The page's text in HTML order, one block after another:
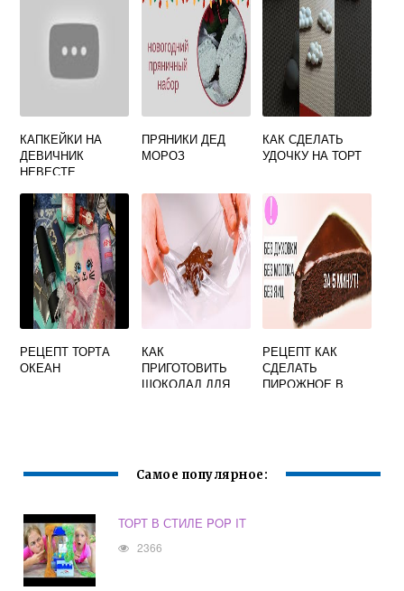
КАПКЕЙКИ НА
ДЕВИЧНИК
НЕВЕСТЕ
ПРЯНИКИ ДЕД
МОРОЗ
КАК СДЕЛАТЬ
УДОЧКУ НА ТОРТ
РЕЦЕПТ ТОРТА
ОКЕАН
КАК
ПРИГОТОВИТЬ
ШОКОЛАД ДЛЯ
РЕЦЕПТ КАК
СДЕЛАТЬ
ПИРОЖНОЕ В
Самое популярное:
ТОРТ В СТИЛЕ POP IT
2366